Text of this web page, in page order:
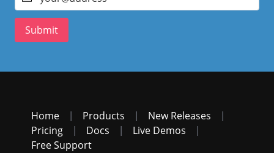
Submit
Home | Products | New Releases |
Pricing | Docs | Live Demos |
Free Support